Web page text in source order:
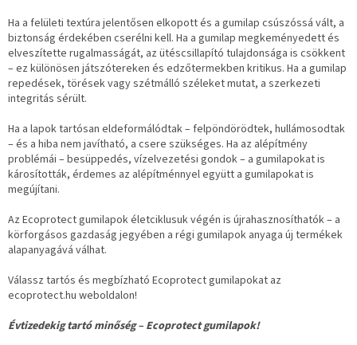
Ha a felületi textúra jelentősen elkopott és a gumilap csúszóssá vált, a
biztonság érdekében cserélni kell. Ha a gumilap megkeményedett és
elveszítette rugalmasságát, az ütéscsillapító tulajdonsága is csökkent
– ez különösen játszótereken és edzőtermekben kritikus. Ha a gumilap
repedések, törések vagy szétmálló széleket mutat, a szerkezeti
integritás sérült.
Ha a lapok tartósan eldeformálódtak – felpöndörödtek, hullámosodtak
– és a hiba nem javítható, a csere szükséges. Ha az alépítmény
problémái – besüppedés, vízelvezetési gondok – a gumilapokat is
károsították, érdemes az alépítménnyel együtt a gumilapokat is
megújítani.
Az Ecoprotect gumilapok életciklusuk végén is újrahasznosíthatók – a
körforgásos gazdaság jegyében a régi gumilapok anyaga új termékek
alapanyagává válhat.
Válassz tartós és megbízható Ecoprotect gumilapokat az
ecoprotect.hu weboldalon!
Évtizedekig tartó minőség – Ecoprotect gumilapok!